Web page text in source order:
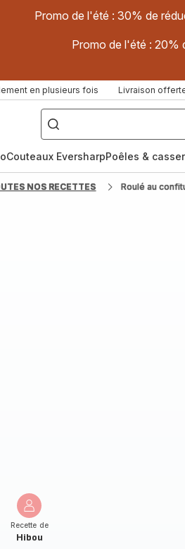
Promo de l'été : 30% de
Promo de l'été : 20%
en plusieurs fois Livraison
["Poêles
inox,
Cake
Factory,
Couteaux EversharpPoêles &
NOS RECETTES Roulé au
Recette de
Hibou